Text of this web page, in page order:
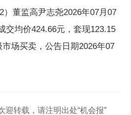
）董监高尹志尧2026年07月07
交均价424.66元，套现123.15
场买卖，公告日期2026年07
迎转载，请注明出处“机会报”